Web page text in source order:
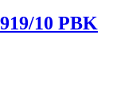
10 PBK